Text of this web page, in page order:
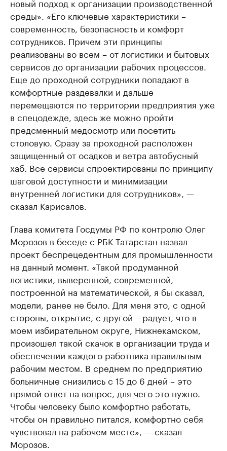
новый подход к организации производственной
среды». «Его ключевые характеристики –
современность, безопасность и комфорт
сотрудников. Причем эти принципы
реализованы во всем – от логистики и бытовых
сервисов до организации рабочих процессов.
Еще до проходной сотрудники попадают в
комфортные раздевалки и дальше
перемещаются по территории предприятия уже
в спецодежде, здесь же можно пройти
предсменный медосмотр или посетить
столовую. Сразу за проходной расположен
защищенный от осадков и ветра автобусный
хаб. Все сервисы спроектированы по принципу
шаговой доступности и минимизации
внутренней логистики для сотрудников», —
сказал Карисалов.
Глава комитета Госдумы РФ по контролю Олег
Морозов в беседе с РБК Татарстан назвал
проект беспрецедентным для промышленности
на данный момент. «Такой продуманной
логистики, выверенной, современной,
построенной на математической, я бы сказал,
модели, ранее не было. Для меня это, с одной
стороны, открытие, с другой – радует, что в
моем избирательном округе, Нижнекамском,
произошел такой скачок в организации труда и
обеспечении каждого работника правильным
рабочим местом. В среднем по предприятию
больничные снизились с 15 до 6 дней – это
прямой ответ на вопрос, для чего это нужно.
Чтобы человеку было комфортно работать,
чтобы он правильно питался, комфортно себя
чувствовал на рабочем месте», — сказал
Морозов.